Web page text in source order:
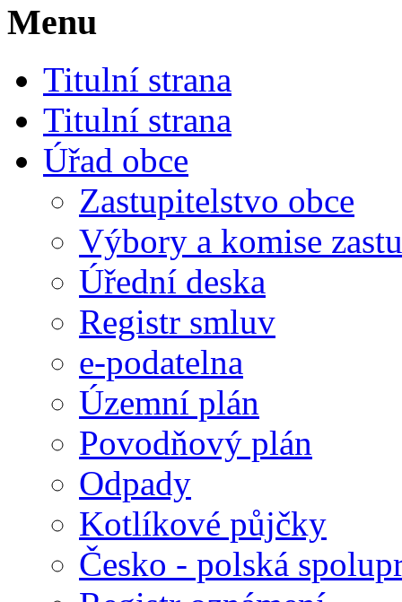
Menu
Titulní strana
Titulní strana
Úřad obce
Zastupitelstvo obce
Výbory a komise
Úřední deska
Registr smluv
e-podatelna
Územní plán
Povodňový plán
Odpady
Kotlíkové půjčky
Česko - polská